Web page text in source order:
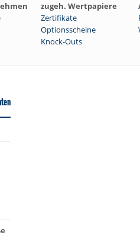
zugeh. Wertpapiere
Zertifikate
Optionsscheine
Knock-Outs